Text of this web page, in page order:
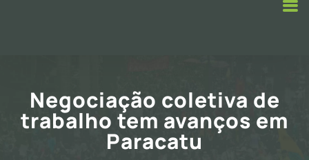
Negociação coletiva de
trabalho tem avanços em
Paracatu